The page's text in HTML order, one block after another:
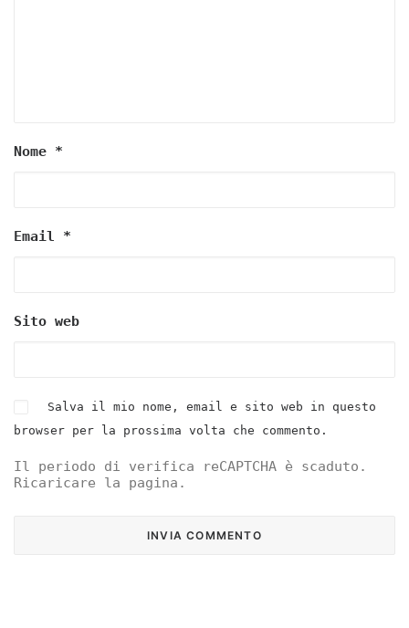
Nome *
Email *
Sito web
Salva il mio nome, email e sito web in questo
browser per la prossima volta che commento.
Il periodo di verifica reCAPTCHA è scaduto.
Ricaricare la pagina.